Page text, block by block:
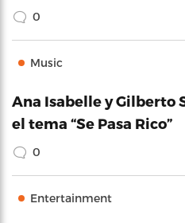
0
Music
Ana Isabelle y Gilberto
el tema “Se Pasa Rico”
0
Entertainment